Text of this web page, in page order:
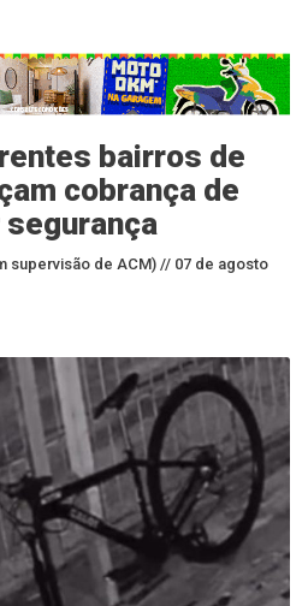
bairros de
cobrança de
supervisão de ACM) // 07 de agosto